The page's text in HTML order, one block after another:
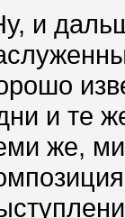
и
и те
же,